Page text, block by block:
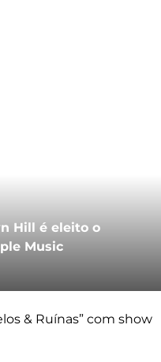
Hill é eleito o
Music